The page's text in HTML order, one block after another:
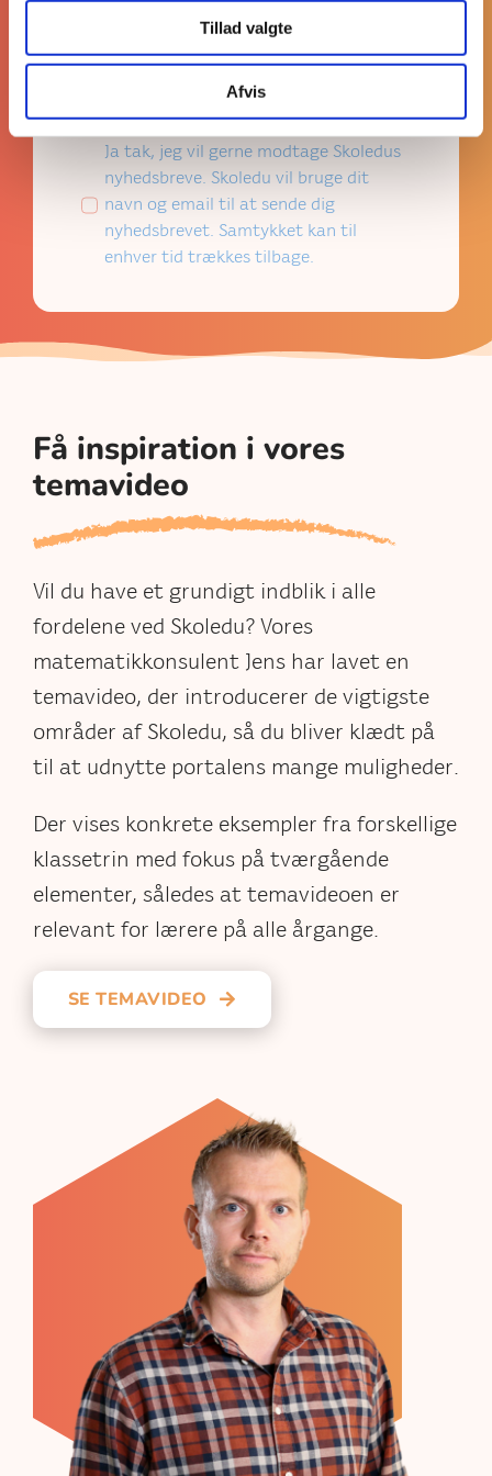
Tillad valgte
Afvis
TILMELD NYHEDSBREV
Ja tak, jeg vil gerne modtage Skoledus
nyhedsbreve. Skoledu vil bruge dit
navn og email til at sende dig
nyhedsbrevet. Samtykket kan til
enhver tid trækkes tilbage.
Få inspiration i vores
temavideo
Vil du have et grundigt indblik i alle
fordelene ved Skoledu? Vores
matematikkonsulent Jens har lavet en
temavideo, der introducerer de vigtigste
områder af Skoledu, så du bliver klædt på
til at udnytte portalens mange muligheder.
Der vises konkrete eksempler fra forskellige
klassetrin med fokus på tværgående
elementer, således at temavideoen er
relevant for lærere på alle årgange.
SE TEMAVIDEO